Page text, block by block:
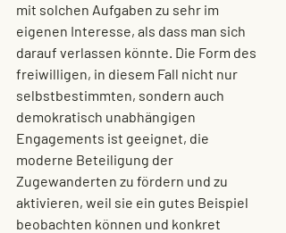
mit solchen Aufgaben zu sehr im
eigenen Interesse, als dass man sich
darauf verlassen könnte. Die Form des
freiwilligen, in diesem Fall nicht nur
selbstbestimmten, sondern auch
demokratisch unabhängigen
Engagements ist geeignet, die
moderne Beteiligung der
Zugewanderten zu fördern und zu
aktivieren, weil sie ein gutes Beispiel
beobachten können und konkret